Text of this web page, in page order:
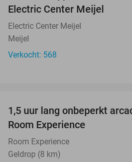
Electric Center Meijel
Electric Center Meijel
Meijel
Verkocht: 568
1,5 uur lang onbeperkt
Room Experience
Room Experience
Geldrop (8 km)